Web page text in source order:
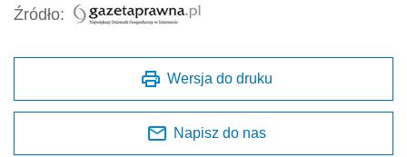
Źródło:
Wersja do druku
Napisz do nas